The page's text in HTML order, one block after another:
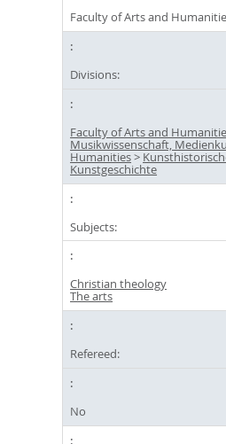
Faculty of Arts and
Divisions:
Faculty of Arts and
Musikwissenschaft,
Humanities>
Kunstgeschichte
Subjects:
Christian theology
The arts
Refereed:
No